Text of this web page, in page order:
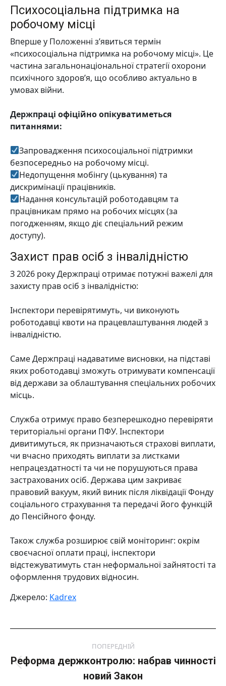
Психосоціальна підтримка на
робочому місці
Вперше у Положенні з’явиться термін
«психосоціальна підтримка на робочому місці». Це
частина загальнонаціональної стратегії охорони
психічного здоров’я, що особливо актуально в
умовах війни.
Держпраці офіційно опікуватиметься
питаннями:
Запровадження психосоціальної підтримки
безпосередньо на робочому місці.
Недопущення мобінгу (цькування) та
дискримінації працівників.
Надання консультацій роботодавцям та
працівникам прямо на робочих місцях (за
погодженням, якщо діє спеціальний режим
доступу).
Захист прав осіб з інвалідністю
З 2026 року Держпраці отримає потужні важелі для
захисту прав осіб з інвалідністю:
Інспектори перевірятимуть, чи виконують
роботодавці квоти на працевлаштування людей з
інвалідністю.
Саме Держпраці надаватиме висновки, на підставі
яких роботодавці зможуть отримувати компенсації
від держави за облаштування спеціальних робочих
місць.
Служба отримує право безперешкодно перевіряти
територіальні органи ПФУ. Інспектори
дивитимуться, як призначаються страхові виплати,
чи вчасно приходять виплати за листками
непрацездатності та чи не порушуються права
застрахованих осіб. Держава цим закриває
правовий вакуум, який виник після ліквідації Фонду
соціального страхування та передачі його функцій
до Пенсійного фонду.
Також служба розширює свій моніторинг: окрім
своєчасної оплати праці, інспектори
відстежуватимуть стан неформальної зайнятості та
оформлення трудових відносин.
Джерело: Kadrex
ПОПЕРЕДНІЙ
Попередній
пост:
Реформа держконтролю: набрав чинності
новий Закон